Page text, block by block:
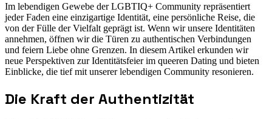
Im lebendigen Gewebe der LGBTIQ+ Community repräsentiert
jeder Faden eine einzigartige Identität, eine persönliche Reise, die
von der Fülle der Vielfalt geprägt ist. Wenn wir unsere Identitäten
annehmen, öffnen wir die Türen zu authentischen Verbindungen
und feiern Liebe ohne Grenzen. In diesem Artikel erkunden wir
neue Perspektiven zur Identitätsfeier im queeren Dating und bieten
Einblicke, die tief mit unserer lebendigen Community resonieren.
Die Kraft der Authentizität